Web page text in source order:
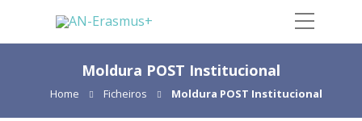
Moldura POST Institucional
Home Ficheiros Moldura POST Institucional